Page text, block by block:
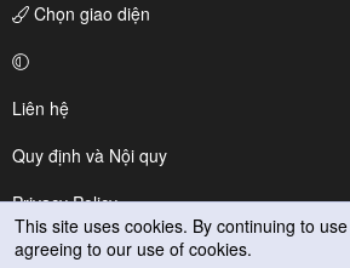
Chọn giao diện
Liên hệ
Quy định và Nội quy
Privacy Policy
Trợ giúp
This site uses cookies. By continuing to
agreeing to our use of cookies.